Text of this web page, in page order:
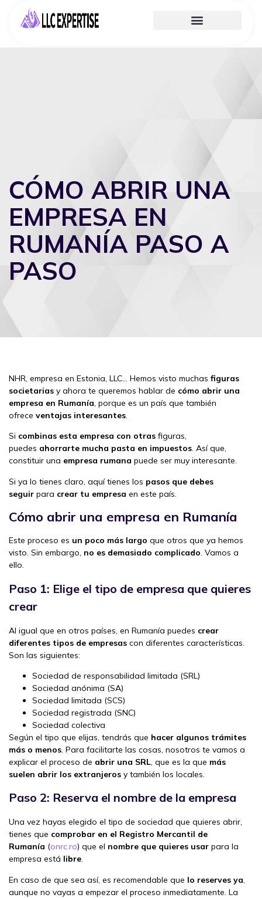
CÓMO ABRIR UNA
EMPRESA EN
RUMANÍA PASO A
PASO
NHR, empresa en Estonia, LLC… Hemos visto muchas figuras
societarias y ahora te queremos hablar de cómo abrir una
empresa en Rumanía, porque es un país que también
ofrece ventajas interesantes.
Si combinas esta empresa con otras figuras,
puedes ahorrarte mucha pasta en impuestos. Así que,
constituir una empresa rumana puede ser muy interesante.
Si ya lo tienes claro, aquí tienes los pasos que debes
seguir para crear tu empresa en este país.
Cómo abrir una empresa en Rumanía
Este proceso es un poco más largo que otros que ya hemos
visto. Sin embargo, no es demasiado complicado. Vamos a
ello.
Paso 1: Elige el tipo de empresa que quieres
crear
Al igual que en otros países, en Rumanía puedes crear
diferentes tipos de empresas con diferentes características.
Son las siguientes:
Sociedad de responsabilidad limitada (SRL)
Sociedad anónima (SA)
Sociedad limitada (SCS)
Sociedad registrada (SNC)
Sociedad colectiva
Según el tipo que elijas, tendrás que hacer algunos trámites
más o menos. Para facilitarte las cosas, nosotros te vamos a
explicar el proceso de abrir una SRL, que es la que más
suelen abrir los extranjeros y también los locales.
Paso 2: Reserva el nombre de la empresa
Una vez hayas elegido el tipo de sociedad que quieres abrir,
tienes que comprobar en el Registro Mercantil de
Rumanía (onrc.ro) que el nombre que quieres usar para la
empresa está libre.
En caso de que sea así, es recomendable que lo reserves ya,
aunque no vayas a empezar el proceso inmediatamente. La